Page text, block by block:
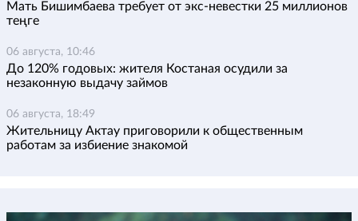
Мать Бишимбаева требует от экс-невестки 25 миллионов
теңге
06 августа, 10:46
До 120% годовых: жителя Костаная осудили за
незаконную выдачу займов
06 августа, 18:49
Жительницу Актау приговорили к общественным
работам за избиение знакомой